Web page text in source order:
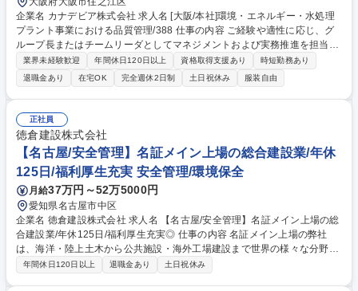
企業名 カナデビア株式会社 求人名 [大阪/本社]環境・エネルギー・水処理
プラント事業における品質管理/388 仕事の内容 ご経験や適性に応じ、グ
ループ長またはチームリーダとしてマネジメントおよび実務推進を担当い
ただきます。国内外を含むさまざまな各種機器メーカーの品質管理体制の
確認と指導を行います。 具体的には、プラント施設における建設工事前の
各種機器の検査要領書確認、検査実施、検査成績書の発行や工事開始後の
完成検査や法定検査及び成績書確認等。公的規格や各種法令に基づいた建
設工事を行うためにお客様が要求する性能を発揮するかどうかを判断する
ために、各種検査を行う上で必要となる要領書の確認や完成立会、成績書
の確認そして記録、また調達、設計と共にベンダーサーベイなど幅広い業
務を担当頂きます。 募集職種 [大阪/本社]環境・エネルギー・水処理プラン
ト事業における品質管理/388
業界未経験歓迎 年間休日120日以上 資格取得支援あり
時短勤務あり
退職金あり
在宅OK 完全週休2日制 土日祝休み 服装自由
正社員
徳倉建設株式会社
【名古屋/安全管理】名証メイン上場の総合建設業/年休
125日/福利厚生充実 安全管理/環境保全
月給37万円～52万5000円
愛知県名古屋市中区
企業名 徳倉建設株式会社 求人名 【名古屋/安全管理】名証メイン上場の総
合建設業/年休125日/福利厚生充実◎ 仕事の内容 名証メイン上場の弊社
は、海洋・陸上土木から公共施設・海外工場建設まで世界の様々な分野に
事業を展開。そんな当社にて、工事現場の安全巡回や指導、安全書類作成
年間休日120日以上 退職金あり 土日祝休み